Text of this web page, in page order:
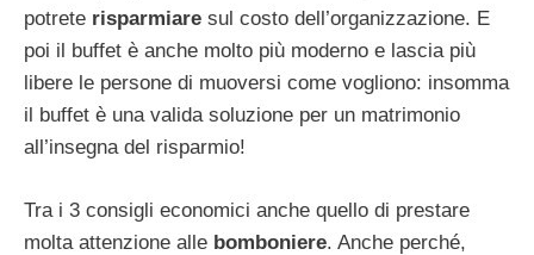
potrete risparmiare sul costo dell’organizzazione. E
poi il buffet è anche molto più moderno e lascia più
libere le persone di muoversi come vogliono: insomma
il buffet è una valida soluzione per un matrimonio
all’insegna del risparmio!
Tra i 3 consigli economici anche quello di prestare
molta attenzione alle bomboniere. Anche perché,